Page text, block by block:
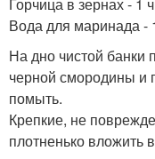
Вода для маринада -
На дно чистой банки
черной смородины и
помыть.
Крепкие, не
плотненько вложить